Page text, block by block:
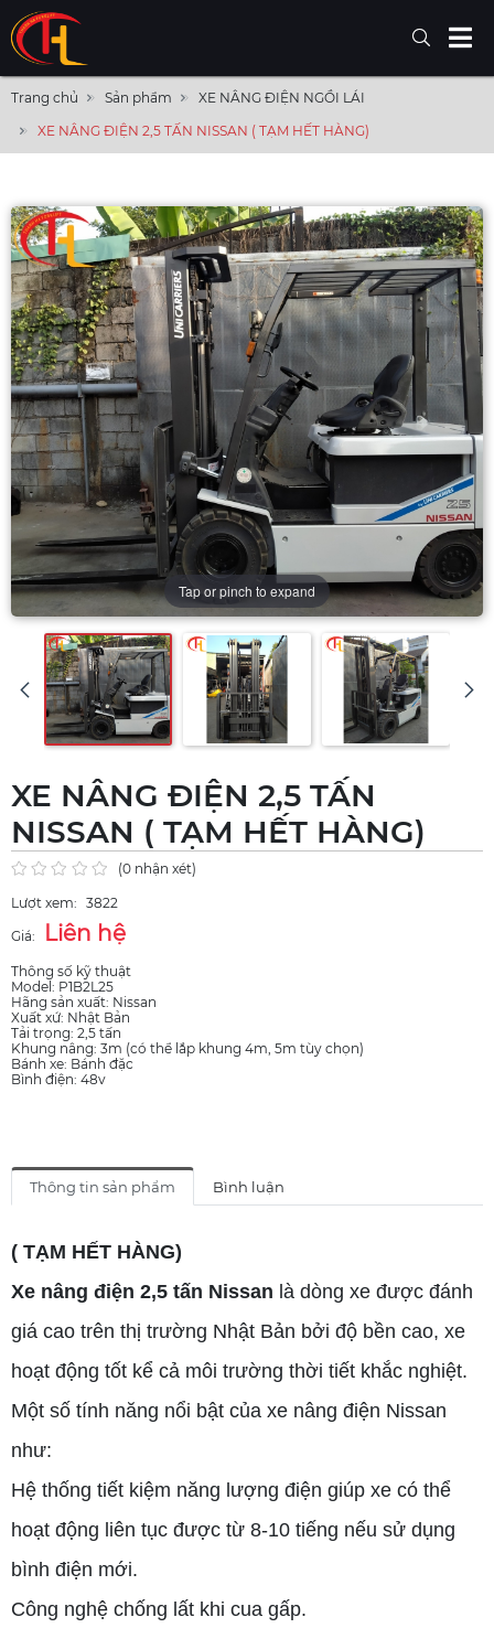
Trang chủ Sản phẩm
XE NÂNG ĐIỆN NGỒI LÁI
XE NÂNG ĐIỆN 2,5 TẤN NISSAN ( TẠM HẾT HÀNG)
Tap or pinch to expand
XE NÂNG ĐIỆN 2,5 TẤN
NISSAN ( TẠM HẾT HÀNG)
(0 nhận xét)
Lượt xem: 3822
Giá:
Liên hệ
Thông số kỹ thuật
Model: P1B2L25
Hãng sản xuất: Nissan
Xuất xứ: Nhật Bản
Tải trọng: 2,5 tấn
Khung nâng: 3m (có thể lắp khung 4m, 5m tùy chọn)
Bánh xe: Bánh đặc
Bình điện: 48v
Thông tin sản phẩm Bình luận
( TẠM HẾT HÀNG)
Xe nâng điện 2,5 tấn Nissan là dòng xe được đánh
giá cao trên thị trường Nhật Bản bởi độ bền cao, xe
hoạt động tốt kể cả môi trường thời tiết khắc nghiệt.
Một số tính năng nổi bật của xe nâng điện Nissan
như:
Hệ thống tiết kiệm năng lượng điện giúp xe có thể
hoạt động liên tục được từ 8-10 tiếng nếu sử dụng
bình điện mới.
Công nghệ chống lất khi cua gấp.